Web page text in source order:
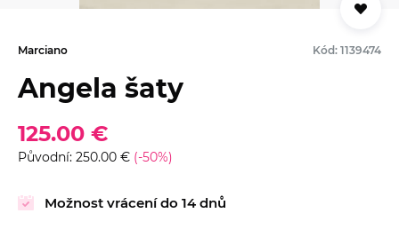
Marciano Kód: 1139474
Angela šaty
125.00 €
Původní: 250.00 € (-50%)
Možnost vrácení do 14 dnů